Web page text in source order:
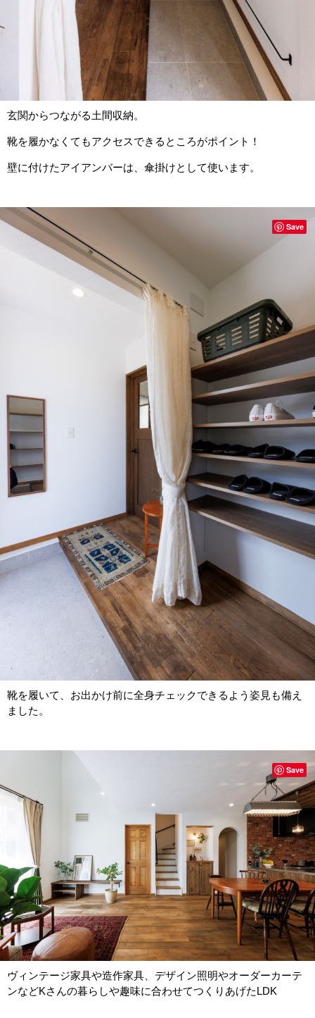
玄関からつながる土間収納。
靴を履かなくてもアクセスできるところがポイント！
壁に付けたアイアンバーは、傘掛けとして使います。
靴を履いて、お出かけ前に全身チェックできるよう姿見も備え
ました。
Save
ヴィンテージ家具や造作家具、デザイン照明やオーダーカーテ
ンなどKさんの暮らしや趣味に合わせてつくりあげたLDK
Save